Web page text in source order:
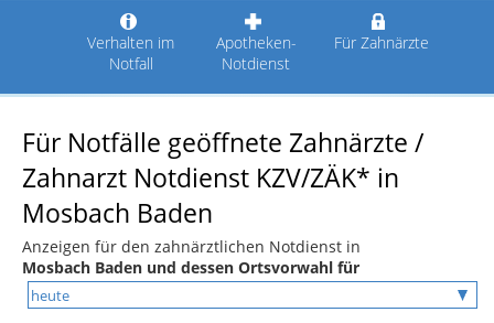
Verhalten im
Notfall
Apotheken-
Notdienst
Für Zahnärzte
Für Notfälle geöffnete Zahnärzte /
Zahnarzt Notdienst KZV/ZÄK* in
Mosbach Baden
Anzeigen für den zahnärztlichen Notdienst in
Mosbach Baden und dessen Ortsvorwahl für